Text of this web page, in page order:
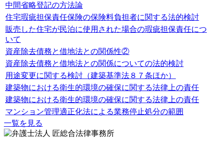
中間省略登記の方法論
住宅瑕疵担保責任保険の保険料負担者に関する法的検討
販売した住宅が民泊に使用された場合の瑕疵担保責任につ
いて
資産除去債務と借地法との関係性②
資産除去債務と借地法との関係についての法的検討
用途変更に関する検討（建築基準法８７条ほか）
建築物における衛生的環境の確保に関する法律上の責任
建築物における衛生的環境の確保に関する法律上の責任
マンション管理適正化法による業務停止処分の範囲
一覧を見る